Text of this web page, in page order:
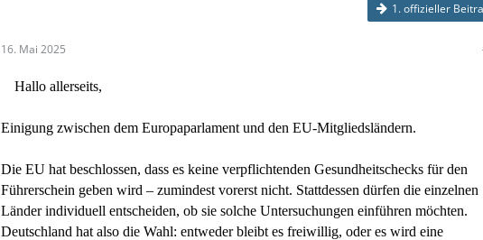
1. offizieller
16. Mai 2025
Hallo allerseits,
Einigung zwischen dem Europaparlament und den EU-Mitgliedsländern.
Die EU hat beschlossen, dass es keine verpflichtenden Gesundheitschecks für den
Führerschein geben wird – zumindest vorerst nicht. Stattdessen dürfen die einzelnen
Länder individuell entscheiden, ob sie solche Untersuchungen einführen möchten.
Deutschland hat also die Wahl: entweder bleibt es freiwillig, oder es wird eine